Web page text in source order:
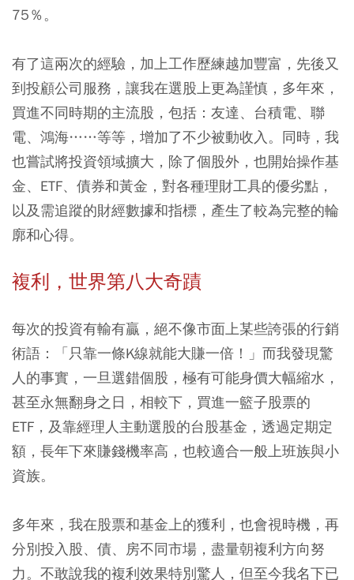
75％。
有了這兩次的經驗，加上工作歷練越加豐富，先後又
到投顧公司服務，讓我在選股上更為謹慎，多年來，
買進不同時期的主流股，包括：友達、台積電、聯
電、鴻海……等等，增加了不少被動收入。同時，我
也嘗試將投資領域擴大，除了個股外，也開始操作基
金、ETF、債券和黃金，對各種理財工具的優劣點，
以及需追蹤的財經數據和指標，產生了較為完整的輪
廓和心得。
複利，世界第八大奇蹟
每次的投資有輸有贏，絕不像市面上某些誇張的行銷
術語：「只靠一條K線就能大賺一倍！」而我發現驚
人的事實，一旦選錯個股，極有可能身價大幅縮水，
甚至永無翻身之日，相較下，買進一籃子股票的
ETF，及靠經理人主動選股的台股基金，透過定期定
額，長年下來賺錢機率高，也較適合一般上班族與小
資族。
多年來，我在股票和基金上的獲利，也會視時機，再
分別投入股、債、房不同市場，盡量朝複利方向努
力。不敢說我的複利效果特別驚人，但至今我名下已